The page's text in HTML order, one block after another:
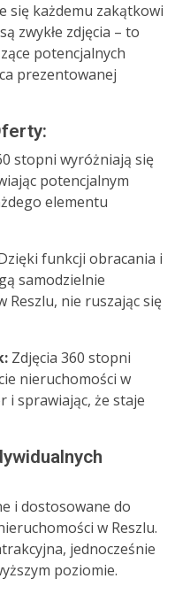
się każdemu zakątkowi
zwykłe zdjęcia – to
potencjalnych
prezentowanej
stopni wyróżniają się
potencjalnym
elementu
funkcji obracania i
samodzielnie
nie ruszając się
Zdjęcia 360 stopni
nieruchomości w
i sprawiając, że staje
i dostosowane do
w Reszlu.
jednocześnie
poziomie.